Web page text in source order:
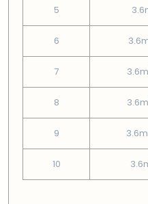
5
6
7 3.6m
8 3.6m
9 3.6m
10